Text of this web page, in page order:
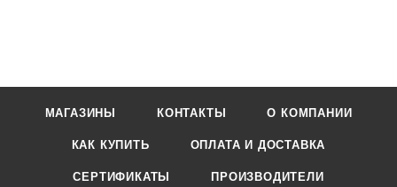
МАГАЗИНЫ КОНТАКТЫ О КОМПАНИИ
КАК КУПИТЬ ОПЛАТА И ДОСТАВКА
СЕРТИФИКАТЫ ПРОИЗВОДИТЕЛИ